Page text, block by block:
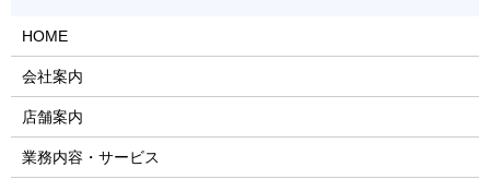
HOME
会社案内
店舗案内
業務内容・サービス